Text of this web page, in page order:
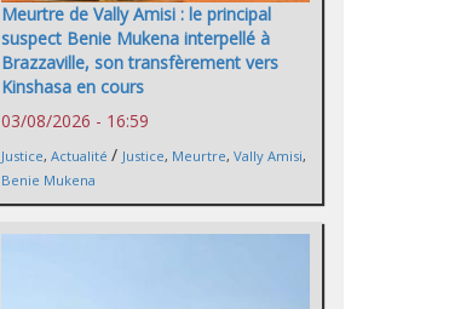
Meurtre de Vally Amisi : le principal
suspect Benie Mukena interpellé à
Brazzaville, son transfèrement vers
Kinshasa en cours
03/08/2026 - 16:59
Justice, Actualité / Justice, Meurtre, Vally Amisi,
Benie Mukena